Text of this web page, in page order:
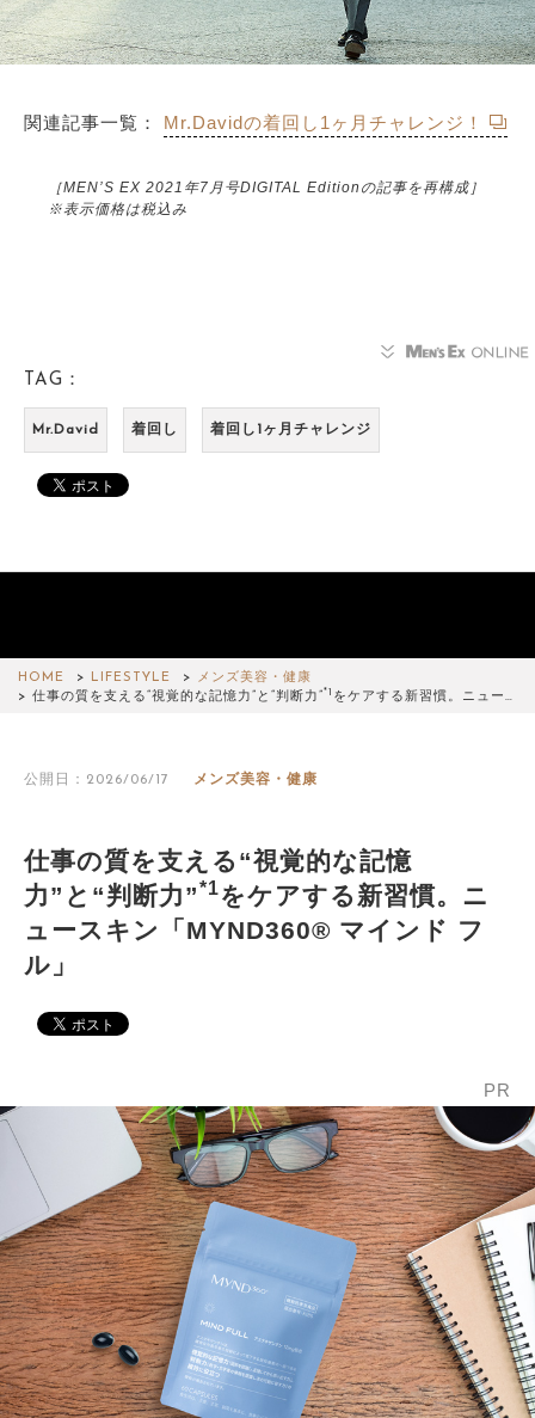
関連記事一覧： Mr.Davidの着回し1ヶ月チャレンジ！
［MEN’S EX 2021年7月号DIGITAL Editionの記事を再構成］
※表示価格は税込み
TAG：
Mr.David 着回し 着回し1ヶ月チャレンジ
HOME LIFESTYLE
メンズ美容・健康
仕事の質を支える“視覚的な記憶力”と“判断力”*1 をケアする新習慣。ニュー…
公開日：2026/06/17 メンズ美容・健康
仕事の質を支える“視覚的な記憶
力”と“判断力”*1をケアする新習慣。ニ
ュースキン「MYND360® マインド フ
ル」
PR